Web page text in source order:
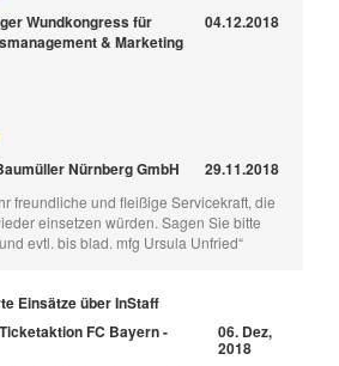
Wundkongress für
& Marketing
04.12.2018
Nürnberg GmbH 29.11.2018
freundliche und fleißige Servicekraft, die
einsetzen würden. Sagen Sie bitte
evtl. bis blad. mfg Ursula Unfried“
Einsätze über InStaff
FC Bayern -
06. Dez,
2018